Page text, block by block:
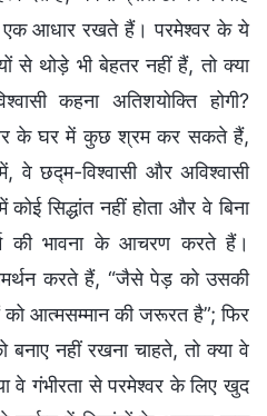
आधार रखते हैं। परमेश्वर के ये
से थोड़े भी बेहतर नहीं हैं, तो क्या
कहना अतिशयोक्ति होगी?
के घर में कुछ श्रम कर सकते हैं,
वे छद्म-विश्वासी और अविश्वासी
सिद्धांत नहीं होता और वे बिना
की भावना के आचरण करते हैं।
करते हैं, “जैसे पेड़ को उसकी
आत्मसम्मान की जरूरत है”; फिर
नहीं रखना चाहते, तो क्या वे
वे गंभीरता से परमेश्वर के लिए खुद